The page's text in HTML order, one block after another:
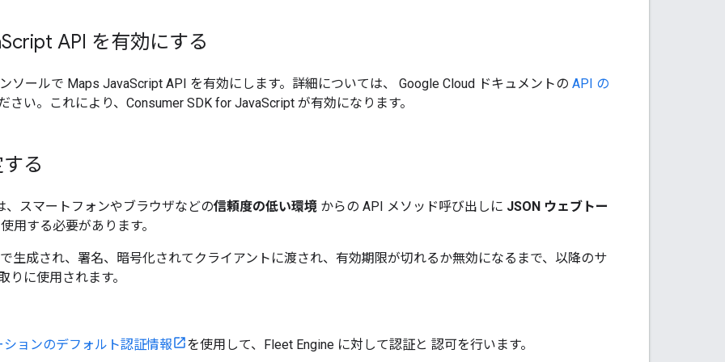
Script API を有効にする
ソールで Maps JavaScript API を有効にします。詳細については、 Google Cloud ドキュメントの API の
さい。これにより、Consumer SDK for JavaScript が有効になります。
る
、スマートフォンやブラウザなどの信頼度の低い環境 からの API メソッド呼び出しに JSON ウェブトー
用する必要があります。
生成され、署名、暗号化されてクライアントに渡され、有効期限が切れるか無効になるまで、以降のサ
りに使用されます。
ョンのデフォルト認証情報 を使用して、Fleet Engine に対して認証と 認可を行います。